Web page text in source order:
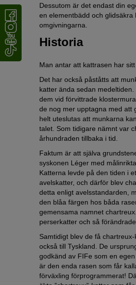
Dessutom är det endast din
en elementbädd och
omgivningarna.
Historia
Man antar att kattrasen har
Det har också påståtts att
katter ända sedan
dem vid förvittrade
de nog mer upptagna med att
helt uteslutas att munkarna
talet. Som tidigare nämnt var
århundraden tillbaka i tid.
Faktum är att själva
syskonen Léger med
Katterna levde på den tiden i
avelskatter, och därför blev
detta enligt avelsstandarden,
den blåa färgen hos båda
gemensama namnet
perserkatter och så
Samtidigt blev de få
också till Tyskland. De
godkänd av FIFe som en
är den enda rasen som får
förväxling förprogrammerat!